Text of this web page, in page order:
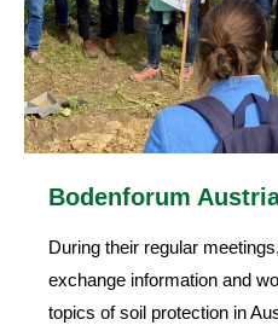
Bodenforum
During their regular
exchange information and
topics of soil protection in